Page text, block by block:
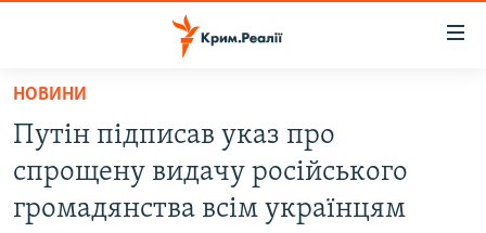
Перейти
основного
матеріалу
Перейти
до
ВОДА.КРИМ
ВІДЕО ТА ФОТО
НОВИНИ
Путін підписав указ про
спрощену видачу російського
громадянства всім українцям